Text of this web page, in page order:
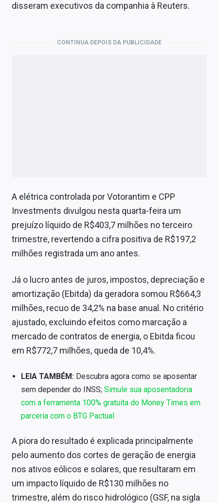
Expediente
disseram executivos da companhia à Reuters.
CONTINUA DEPOIS DA PUBLICIDADE
A elétrica controlada por Votorantim e CPP
Investments divulgou nesta quarta-feira um
prejuízo líquido de R$403,7 milhões no terceiro
trimestre, revertendo a cifra positiva de R$197,2
milhões registrada um ano antes.
Já o lucro antes de juros, impostos, depreciação e
amortização (Ebitda) da geradora somou R$664,3
milhões, recuo de 34,2% na base anual. No critério
ajustado, excluindo efeitos como marcação a
mercado de contratos de energia, o Ebitda ficou
em R$772,7 milhões, queda de 10,4%.
LEIA TAMBÉM: Descubra agora como se aposentar
sem depender do INSS;Simule sua aposentadoria
com a ferramenta 100% gratuita do Money Times em
parceria com o BTG Pactual
A piora do resultado é explicada principalmente
pelo aumento dos cortes de geração de energia
nos ativos eólicos e solares, que resultaram em
um impacto líquido de R$130 milhões no
trimestre, além do risco hidrológico (GSF, na sigla